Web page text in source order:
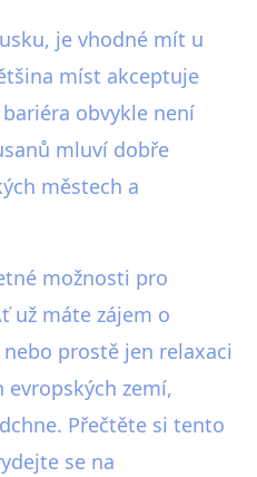
je vhodné mít u
míst akceptuje
obvykle není
mluví dobře
městech a
možnosti pro
už máte zájem o
prostě jen relaxaci
evropských zemí,
Přečtěte si tento
se na